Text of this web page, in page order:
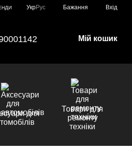
УкрРус Бажання Вхід
Мій кошик
для
Товари для
ремонту
техніки